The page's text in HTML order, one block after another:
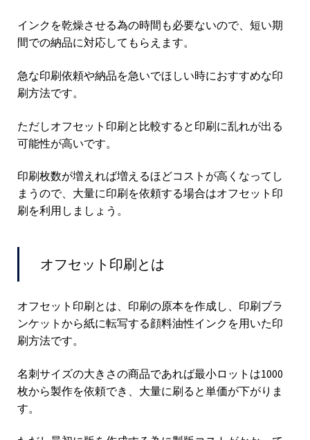
インクを乾燥させる為の時間も必要ないので、短い期
間での納品に対応してもらえます。
急な印刷依頼や納品を急いでほしい時におすすめな印
刷方法です。
ただしオフセット印刷と比較すると印刷に乱れが出る
可能性が高いです。
印刷枚数が増えれば増えるほどコストが高くなってし
まうので、大量に印刷を依頼する場合はオフセット印
刷を利用しましょう。
オフセット印刷とは
オフセット印刷とは、印刷の原本を作成し、印刷ブラ
ンケットから紙に転写する顔料油性インクを用いた印
刷方法です。
名刺サイズの大きさの商品であれば最小ロットは1000
枚から製作を依頼でき、大量に刷ると単価が下がりま
す。